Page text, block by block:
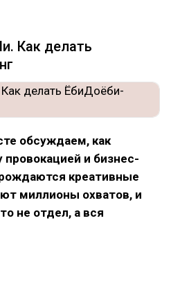
Как делать
обсуждаем, как
и бизнес-
креативные
миллионы охватов, и
не отдел, а вся